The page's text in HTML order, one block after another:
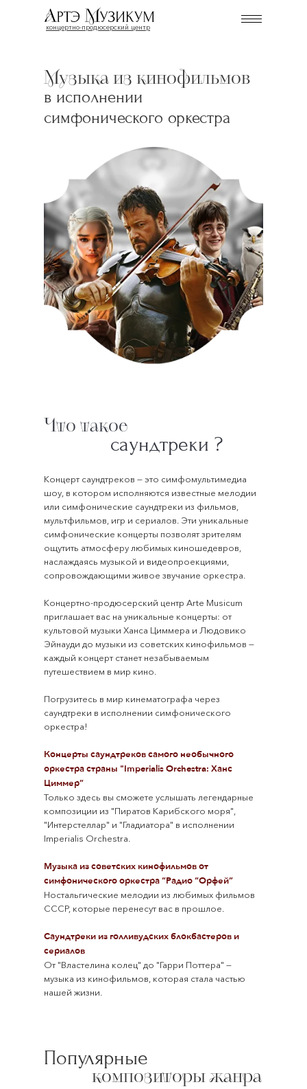
концертно-продюсерский центр
Музыка из кинофильмов
в исполнении
симфонического оркестра
саундтреки ?
Что такое
Концерт саундтреков — это симфомультимедиа
шоу, в котором исполняются известные мелодии
или симфонические саундтреки из фильмов,
мультфильмов, игр и сериалов. Эти уникальные
симфонические концерты позволят зрителям
ощутить атмосферу любимых киношедевров,
наслаждаясь музыкой и видеопроекциями,
сопровождающими живое звучание оркестра.
Концертно-продюсерский центр Arte Musicum
приглашает вас на уникальные концерты: от
культовой музыки Ханса Циммера и Людовико
Эйнауди до музыки из советских кинофильмов —
каждый концерт станет незабываемым
путешествием в мир кино.
Погрузитесь в мир кинематографа через
саундтреки в исполнении симфонического
оркестра!
Концерты саундтреков самого необычного
оркестра страны "Imperialis Orchestra: Ханс
Циммер”
Только здесь вы сможете услышать легендарные
композиции из "Пиратов Карибского моря",
"Интерстеллар" и "Гладиатора" в исполнении
Imperialis Orchestra.
Музыка из советских кинофильмов от
симфонического оркестра “Радио “Орфей”
Ностальгические мелодии из любимых фильмов
СССР, которые перенесут вас в прошлое.
Саундтреки из голливудских блокбастеров и
сериалов
От "Властелина колец" до "Гарри Поттера" —
музыка из кинофильмов, которая стала частью
нашей жизни.
Популярные
композиторы жанра